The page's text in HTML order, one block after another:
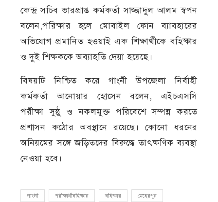
কেন্দ্র সচিব ভারপ্রাপ্ত কর্মকর্তা সাজ্জাদুল আলম স্বপন
বলেন,পরিক্ষার হলে মোবাইল ফোন ব‍্যাবহারের
অভিযোগ প্রমানিত হওয়াই এক শিক্ষার্থীকে বহিষ্কার
ও দুই শিক্ষককে অব‍্যাহতি দেয়া হয়েছে।
বিষয়টি নিশ্চিত করে গাংনী উপজেলা নির্বাহী
কর্মকর্তা আনোয়ার হোসেন বলেন, এইচএসসি
পরীক্ষা সুষ্ঠু ও নকলমুক্ত পরিবেশে সম্পন্ন করতে
প্রশাসন কঠোর অবস্থানে রয়েছে। কোনো ধরনের
অনিয়মের সঙ্গে জড়িতদের বিরুদ্ধে তাৎক্ষণিক ব্যবস্থা
নেওয়া হবে।
গাংনী পরীক্ষার্থীবহিষ্কার বহিষ্কার মেহেরপুর